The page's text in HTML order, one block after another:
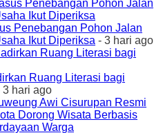
Penebangan Pohon Jalan
Ikut Diperiksa - 3 hari ago
Ruang Literasi bagi
3 hari ago